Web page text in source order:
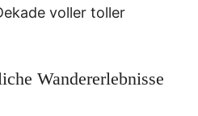
voller toller
Wandererlebnisse